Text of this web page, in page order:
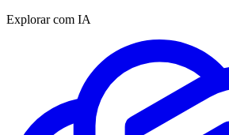
Explorar com IA